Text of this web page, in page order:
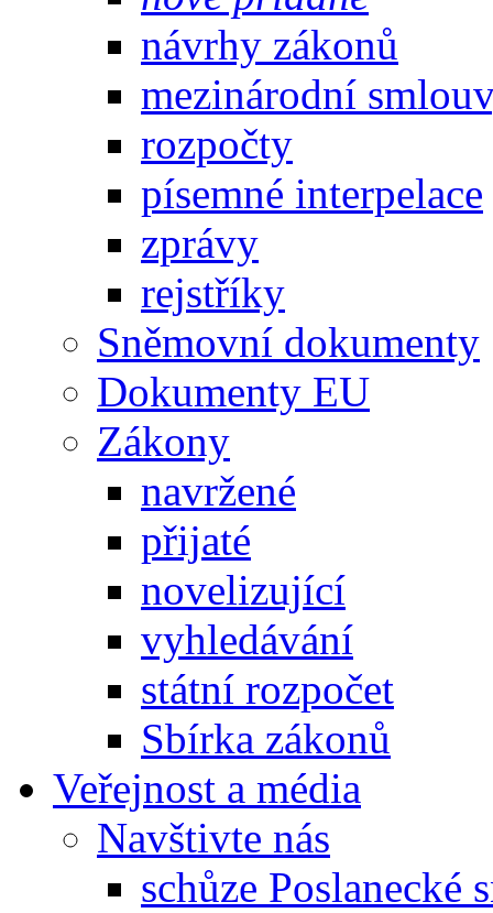
návrhy zákonů
mezinárodní
rozpočty
písemné interpelace
zprávy
rejstříky
Sněmovní dokumenty
Dokumenty EU
Zákony
navržené
přijaté
novelizující
vyhledávání
státní rozpočet
Sbírka zákonů
Veřejnost a média
Navštivte nás
schůze Poslanecké